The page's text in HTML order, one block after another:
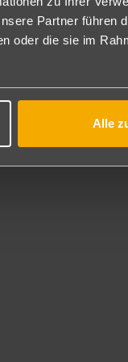
Partner führen
oder die sie im
Alle
eines All
in der Diskothek,